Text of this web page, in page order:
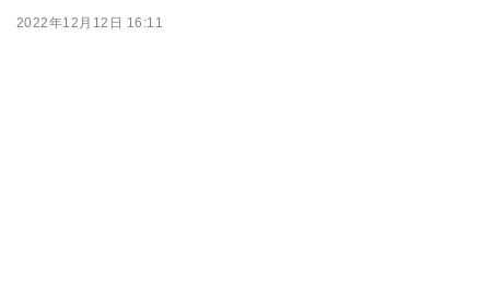
2022年12月12日 16:11